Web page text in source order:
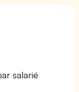
salarié